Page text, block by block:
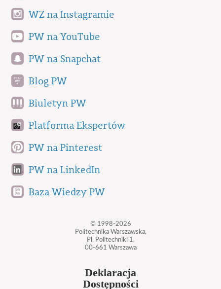
WZ na Instagramie
PW na YouTube
PW na Snapchat
Blog PW
Biuletyn PW
Platforma Ekspertów
PW na Pinterest
PW na LinkedIn
Baza Wiedzy PW
© 1998-2026
Politechnika Warszawska,
Pl. Politechniki 1,
00-661 Warszawa
Deklaracja
Dostępności